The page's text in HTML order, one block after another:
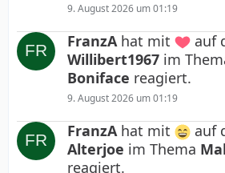
9. August 2026 um 01:19
FranzA hat mit
auf
Willibert1967 im
Boniface reagiert.
9. August 2026 um 01:19
FranzA hat mit
auf
Alterjoe im Thema
reagiert.